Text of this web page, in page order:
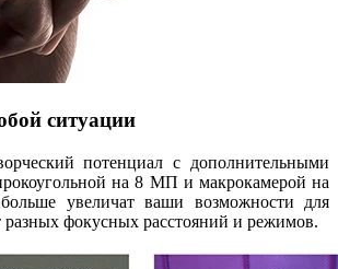
ситуации
потенциал с дополнительными
на 8 МП и макрокамерой на
увеличат ваши возможности для
разных фокусных расстояний и режимов.